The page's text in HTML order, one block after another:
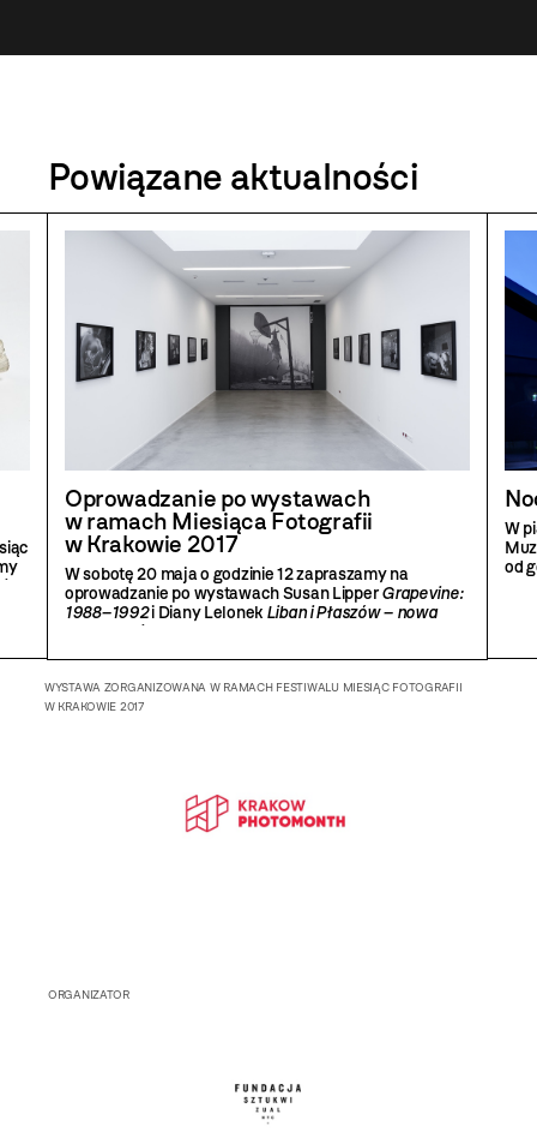
Powiązane aktualności
Oprowadzanie po wystawach
w ramach Miesiąca Fotografii
w Krakowie 2017
W sobotę 20 maja o godzinie 12 zapraszamy na
oprowadzanie po wystawach Susan LipperGrapevine:
1988–1992i Diany Lelonek Liban i Płaszów – nowa
archeologia
W
od
WYSTAWA ZORGANIZOWANA W RAMACH FESTIWALU MIESIĄC FOTOGRAFII
W KRAKOWIE 2017
ORGANIZATOR